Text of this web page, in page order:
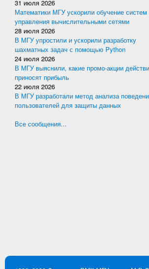
31 июля 2026
Математики МГУ ускорили обучение систем
управления вычислительными сетями
28 июля 2026
В МГУ упростили и ускорили разработку
шахматных задач с помощью Python
24 июля 2026
В МГУ выяснили, какие промо-акции
приносят прибыль
22 июля 2026
В МГУ разработали метод анализа
пользователей для защиты данных
Все сообщения...